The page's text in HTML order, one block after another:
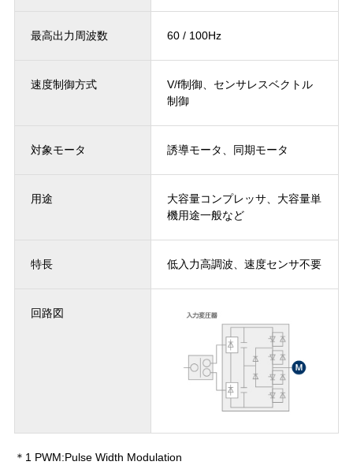
最高出力周波数 60 / 100Hz
速度制御方式
V/f制御、センサレスベクトル
制御
対象モータ 誘導モータ、同期モータ
用途
大容量コンプレッサ、大容量単
機用途一般など
特長 低入力高調波、速度センサ不要
回路図
＊1 PWM:Pulse Width Modulation